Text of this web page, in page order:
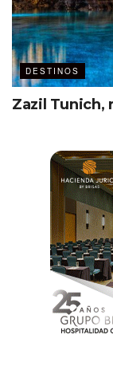
DESTINOS
Zazil Tunich,